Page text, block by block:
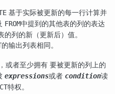
基于实际被更新的每一行计算并
FROM中提到的其他表的列的表达
列的新（更新后）值。
的输出列表相同。
或者至少拥有 要被更新的列上的
expressions或者 condition读
特权。